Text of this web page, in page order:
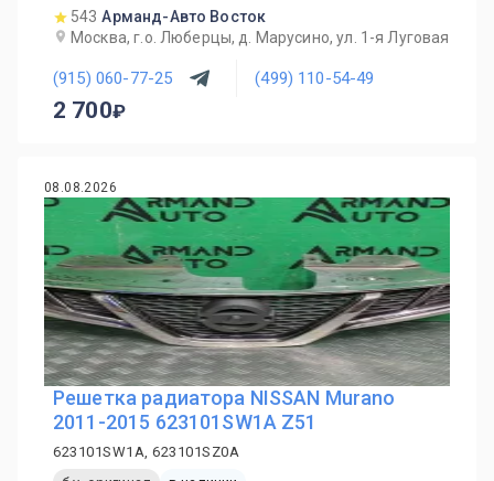
543 Арманд-Авто Восток
Москва, г.о. Люберцы, д. Марусино, ул. 1-я Луговая
(915) 060-77-25 (499) 110-54-49
2 700
08.08.2026
Решетка радиатора NISSAN Murano
2011-2015 623101SW1A Z51
623101SW1A, 623101SZ0A